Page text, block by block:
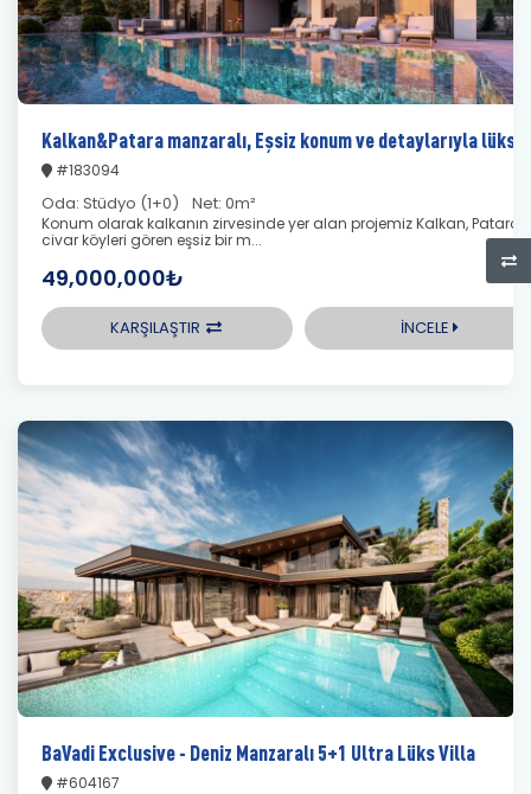
Kalkan&Patara manzaralı, Eşsiz konum ve detaylarıyla lüks
#183094
Oda: Stüdyo (1+0) Net: 0m²
Konum olarak kalkanın zirvesinde yer alan projemiz Kalkan, Patara
civar köyleri gören eşsiz bir m...
49,000,000₺
KARŞILAŞTIR İNCELE
BaVadi Exclusive - Deniz Manzaralı 5+1 Ultra Lüks Villa
#604167